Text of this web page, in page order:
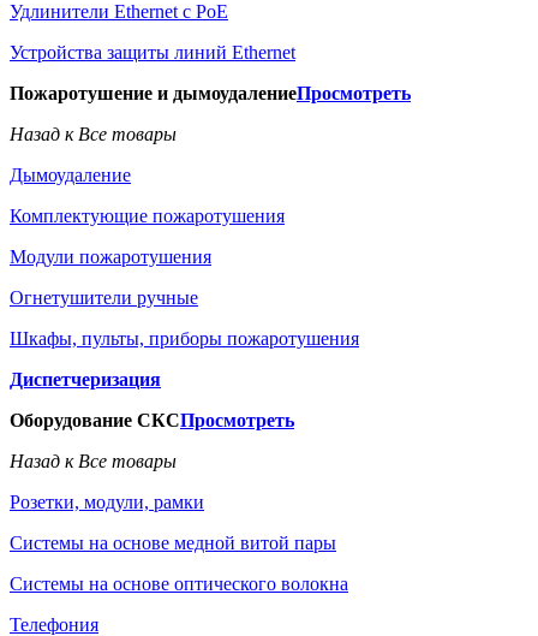
Удлинители Ethernet с PoE
Устройства защиты линий Ethernet
Пожаротушение и дымоудалениеПросмотреть
Назад к Все товары
Дымоудаление
Комплектующие пожаротушения
Модули пожаротушения
Огнетушители ручные
Шкафы, пульты, приборы пожаротушения
Диспетчеризация
Оборудование СКСПросмотреть
Назад к Все товары
Розетки, модули, рамки
Системы на основе медной витой пары
Системы на основе оптического волокна
Телефония